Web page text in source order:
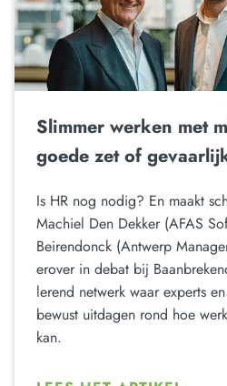
Slimmer werken met
goede zet of
Is HR nog nodig? En maakt
Machiel Den Dekker (AFAS
Beirendonck (Antwerp
erover in debat bij
lerend netwerk waar experts
bewust uitdagen rond hoe
kan.